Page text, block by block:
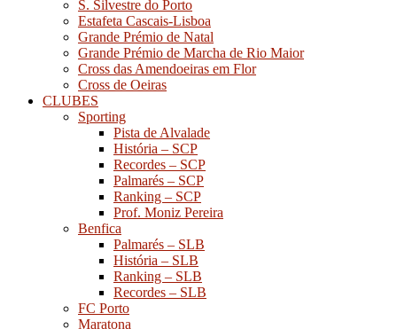
S. Silvestre do Porto
Estafeta Cascais-Lisboa
Grande Prémio de Natal
Grande Prémio de Marcha de Rio Maior
Cross das Amendoeiras em Flor
Cross de Oeiras
CLUBES
Sporting
Pista de Alvalade
História – SCP
Recordes – SCP
Palmarés – SCP
Ranking – SCP
Prof. Moniz Pereira
Benfica
Palmarés – SLB
História – SLB
Ranking – SLB
Recordes – SLB
FC Porto
Maratona